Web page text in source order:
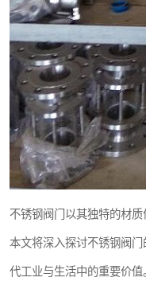
不锈钢阀门以其独特的材质
本文将深入探讨不锈钢阀
代工业与生活中的重要价值